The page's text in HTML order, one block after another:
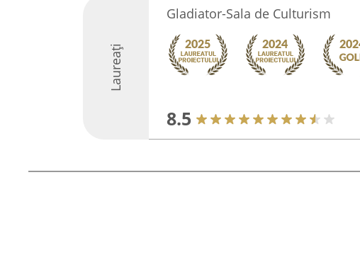
Laureați
Gladiator-Sala de Culturism
8.5